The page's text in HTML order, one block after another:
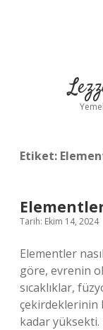
Etiket:
Tarih: Ekim 14, 2024
Elementler
göre, evrenin
sıcaklıklar,
çekirdeklerinin
kadar